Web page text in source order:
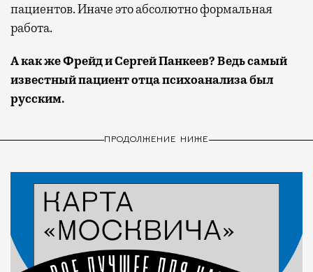
пациентов. Иначе это абсолютно формальная
работа.
А как же Фрейд и Сергей Панкеев? Ведь самый
известный пациент отца психоанализа был
русским.
ПРОДОЛЖЕНИЕ НИЖЕ